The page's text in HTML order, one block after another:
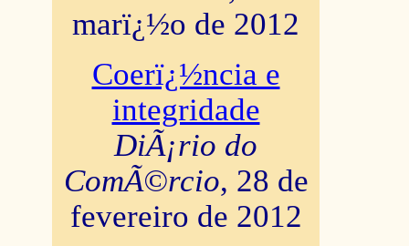
marï¿½o de 2012
Coerï¿½ncia e
integridade
DiÃ¡rio do
ComÃ©rcio, 28 de
fevereiro de 2012